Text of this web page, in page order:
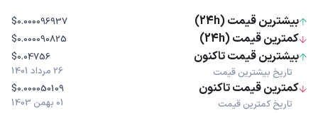
بیشترین قیمت (24h) $0.000096937
کمترین قیمت (24h) $0.000090825
بیشترین قیمت تاکنون
تاریخ بیشترین قیمت
$0.04756
26 مرداد 1401
کمترین قیمت تاکنون
تاریخ کمترین قیمت
$0.000050109
01 بهمن 1403